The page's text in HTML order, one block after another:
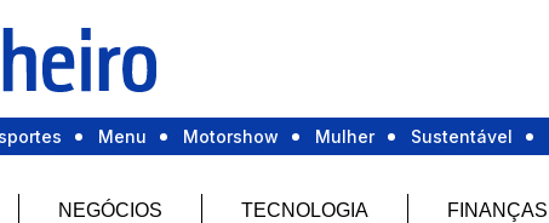
Menu Motorshow Mulher Sustentável
NEGÓCIOS TECNOLOGIA FINANÇAS